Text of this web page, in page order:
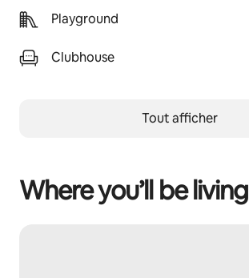
Playground
Clubhouse
Tout afficher
Where you’ll be living